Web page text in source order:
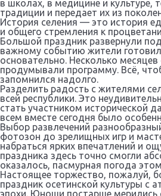
Правление Совета
образований
Полномочный
РСО-Алания в Совете
образований
Полномочный
Парламента РСО-
муниципальных
Алания
Ревизионная
муниципальных
Алания
в школах, в медицине и культуре,
традиции и передает их из
История селения — это история
и общего стремления к
Большой праздник развернули
важному событию жители
основательно. Несколько месяцев
продумывали программу. Всё,
запомнился надолго.
Разделить радость с жителями
всей республики. Это
стать участником исторической
всем вместе сегодня было
Выбор развлечений
фотозон до зрелищных игр и
набраться ярких впечатлений и
праздника здесь точно смогли
оказалось, пасмурная погода
Настоящее торжество, пожалуй,
праздник осетинской культуры с
эпохи. Юноши постарше мерились